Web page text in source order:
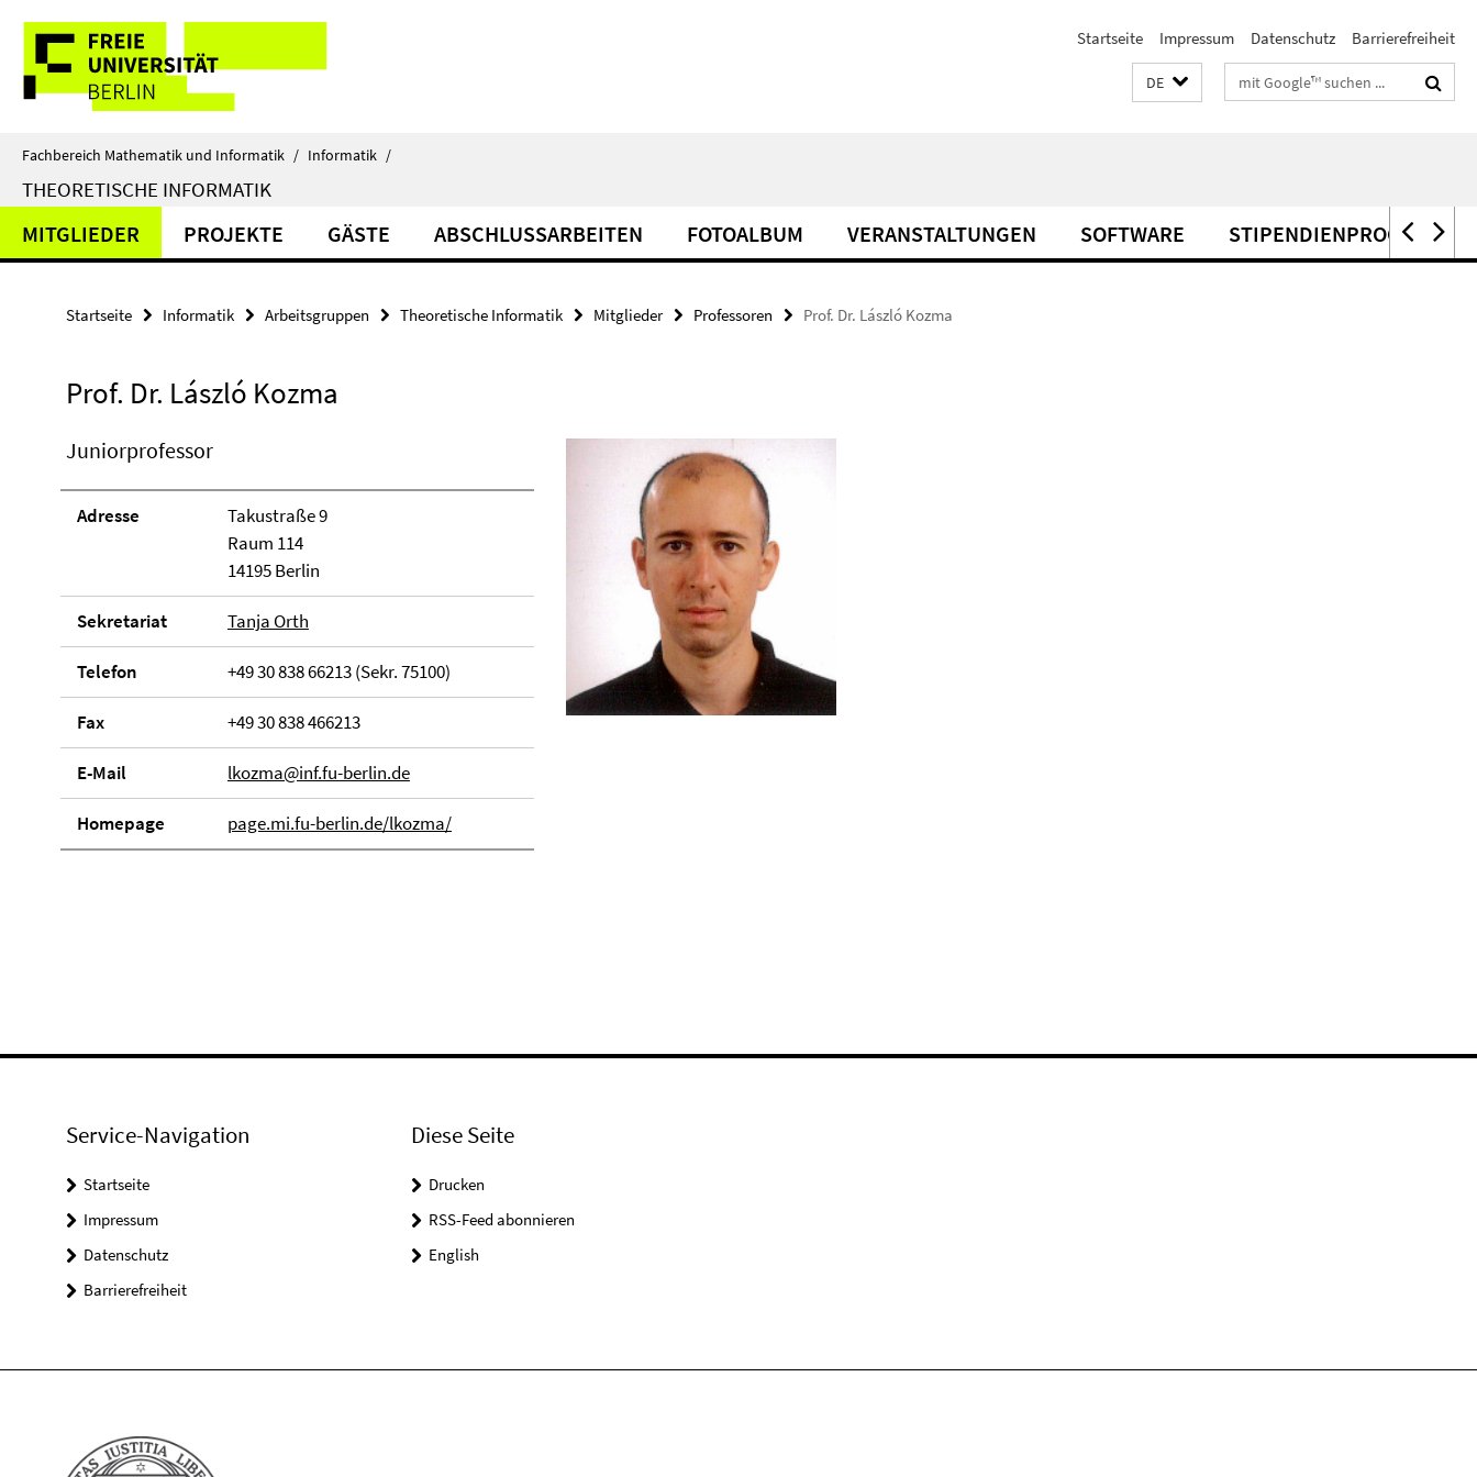
direkt
Inhalt
Service-
Navigation
Startseite Impressum Datenschutz Barrierefreiheit
DE Suchbegriffe
Fachbereich Mathematik und Informatik / Informatik /
THEORETISCHE INFORMATIK
MITGLIEDER PROJEKTE GÄSTE ABSCHLUSSARBEITEN FOTOALBUM VERANSTALTUNGEN SOFTWARE STIPENDIENPROGRAMME
Startseite Informatik Arbeitsgruppen Theoretische Informatik Mitglieder Professoren Prof. Dr. László Kozma
Prof. Dr. László Kozma
Juniorprofessor
Adresse
Takustraße 9
Raum 114
14195 Berlin
Sekretariat Tanja Orth
Telefon +49 30 838 66213 (Sekr. 75100)
Fax +49 30 838 466213
E-Mail lkozma@inf.fu-berlin.de
Homepage page.mi.fu-berlin.de/lkozma/
Service-Navigation
Startseite
Impressum
Datenschutz
Barrierefreiheit
Diese Seite
Drucken
RSS-Feed abonnieren
English